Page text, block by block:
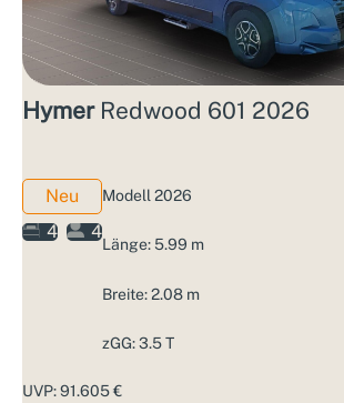
HymerRedwood 601 2026
Neu
4
4
Modell 2026
Länge: 5.99 m
Breite: 2.08 m
zGG: 3.5 T
UVP: 91.605 €